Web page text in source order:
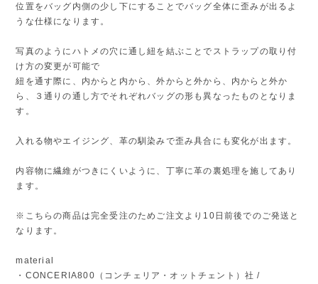
位置をバッグ内側の少し下にすることでバッグ全体に歪みが出るよ
うな仕様になります。
写真のようにハトメの穴に通し紐を結ぶことでストラップの取り付
け方の変更が可能で
紐を通す際に、内からと内から、外からと外から、内からと外か
ら、３通りの通し方でそれぞれバッグの形も異なったものとなりま
す。
入れる物やエイジング、革の馴染みで歪み具合にも変化が出ます。
内容物に繊維がつきにくいように、丁寧に革の裏処理を施してあり
ます。
※こちらの商品は完全受注のためご注文より10日前後でのご発送と
なります。
material
・CONCERIA800（コンチェリア・オットチェント）社 /